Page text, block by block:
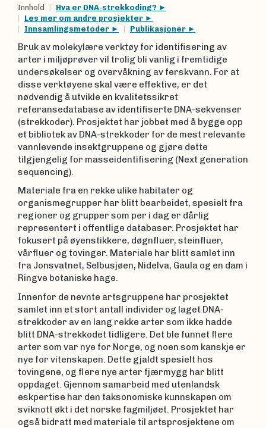
Innhold
Hva er DNA-strekkoding?
Les mer om andre prosjekter
Innsamlingsmetoder
Publikasjoner
Bruk av molekylære verktøy for identifisering av
arter i miljøprøver vil trolig bli vanlig i fremtidige
undersøkelser og overvåkning av ferskvann. For at
disse verktøyene skal være effektive, er det
nødvendig å utvikle en kvalitetssikret
referansedatabase av identifiserte DNA-sekvenser
(strekkoder). Prosjektet har jobbet med å bygge opp
et bibliotek av DNA-strekkoder for de mest relevante
vannlevende insektgruppene og gjøre dette
tilgjengelig for masseidentifisering (Next generation
sequencing).
Materiale fra en rekke ulike habitater og
organismegrupper har blitt bearbeidet, spesielt fra
regioner og grupper som per i dag er dårlig
representert i offentlige databaser. Prosjektet har
fokusert på øyenstikkere, døgnfluer, steinfluer,
vårfluer og tovinger. Materiale har blitt samlet inn
fra Jonsvatnet, Selbusjøen, Nidelva, Gaula og en dam i
Ringve botaniske hage.
Innenfor de nevnte artsgruppene har prosjektet
samlet inn et stort antall individer og laget DNA-
strekkoder av en lang rekke arter som ikke hadde
blitt DNA-strekkodet tidligere. Det ble funnet flere
arter som var nye for Norge, og noen som kanskje er
nye for vitenskapen. Dette gjaldt spesielt hos
tovingene, og flere nye arter fjærmygg har blitt
oppdaget. Gjennom samarbeid med utenlandsk
eskpertise har den taksonomiske kunnskapen om
sviknott økt i det norske fagmiljøet. Prosjektet har
også bidratt med materiale til artsprosjektene om